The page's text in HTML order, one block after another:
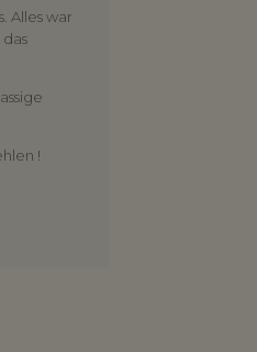
Alles war
!